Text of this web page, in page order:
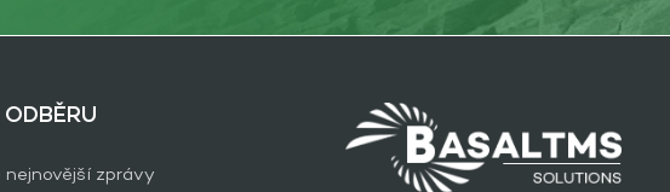
nejnovější zprávy